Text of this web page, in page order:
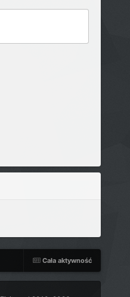
Cała aktywność